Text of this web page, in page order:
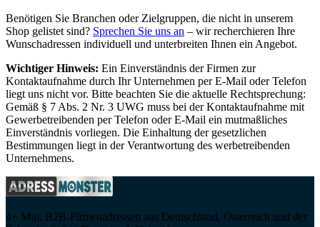
Benötigen Sie Branchen oder Zielgruppen, die nicht in unserem
Shop gelistet sind? Sprechen Sie uns an – wir recherchieren Ihre
Wunschadressen individuell und unterbreiten Ihnen ein Angebot.
Wichtiger Hinweis: Ein Einverständnis der Firmen zur
Kontaktaufnahme durch Ihr Unternehmen per E-Mail oder Telefon
liegt uns nicht vor. Bitte beachten Sie die aktuelle Rechtsprechung:
Gemäß § 7 Abs. 2 Nr. 3 UWG muss bei der Kontaktaufnahme mit
Gewerbetreibenden per Telefon oder E-Mail ein mutmaßliches
Einverständnis vorliegen. Die Einhaltung der gesetzlichen
Bestimmungen liegt in der Verantwortung des werbetreibenden
Unternehmens.
4+ Mio. B2B-Firmenadressen aus Deutschland, Österreich und der